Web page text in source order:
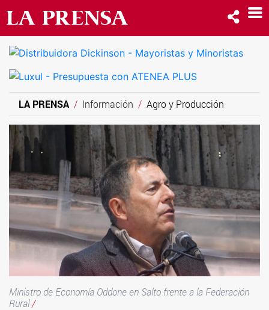
LA PRENSA Información Agro y Producción
Ministro de Economía Oddone en Salto frente a la Federación
Rural/